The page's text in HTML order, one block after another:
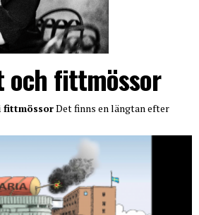
och fittmössor
fittmössorDet finns en längtan efter